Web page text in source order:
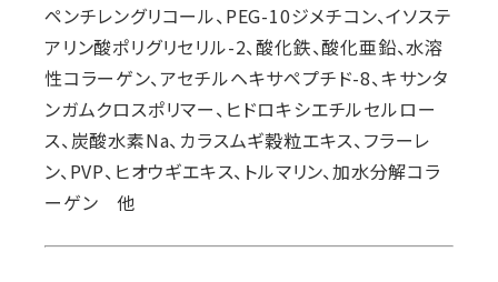
ペンチレングリコール、PEG-10ジメチコン、イソステ
アリン酸ポリグリセリル-2、酸化鉄、酸化亜鉛、水溶
性コラーゲン、アセチルヘキサペプチド-8、キサンタ
ンガムクロスポリマー、ヒドロキシエチルセルロー
ス、炭酸水素Na、カラスムギ穀粒エキス、フラーレ
ン、PVP、ヒオウギエキス、トルマリン、加水分解コラ
ーゲン 他